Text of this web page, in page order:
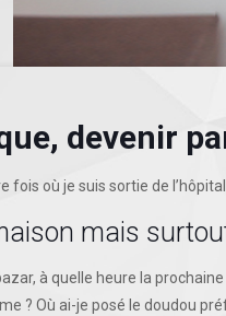
devenir
fois où je suis sortie de
mais
à quelle heure la
? Où ai-je posé le doudou